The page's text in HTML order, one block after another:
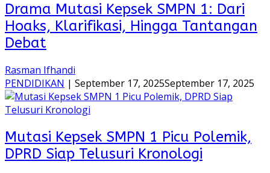
Drama Mutasi Kepsek SMPN 1: Dari
Hoaks, Klarifikasi, Hingga Tantangan
Debat
Rasman Ifhandi
PENDIDIKAN | September 17, 2025September 17, 2025
Mutasi Kepsek SMPN 1 Picu Polemik,
DPRD Siap Telusuri Kronologi